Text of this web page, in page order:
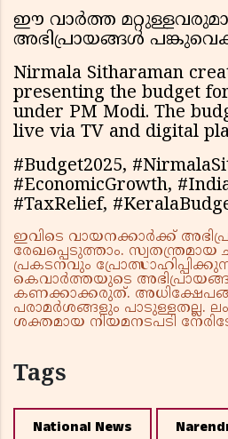
ഈ വാർത്ത
അഭിപ്രായങ്ങൾ
Nirmala Sitharaman
presenting the budget
under PM Modi. The
live via TV and digital
#Budget2025,
#EconomicGrowth,
#TaxRelief,
ഇവിടെ വായനക്കാർക്ക്
രേഖപ്പെടുത്താം. സ്വതന്ത്രമായ
പ്രകടനവും
കെവാർത്തയുടെ
കണക്കാക്കരുത്.
പരാമർശങ്ങളും പാടുള്ളതല്ല.
ശക്തമായ നിയമനടപടി
Tags
National News